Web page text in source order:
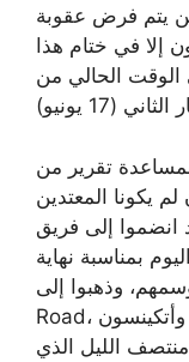
يتم فرض عقوبة
في ختام هذا
الوقت الحالي من
بمساعدة تقرير من
يكونا المعتدين
بمناسبة نهاية
Road، حيث وقع الحادث. يخضع ستوكس وأتكينسون
الليل الذي